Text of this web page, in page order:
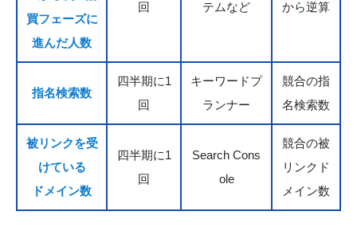
買フェーズに
進んだ人数
回 テムなど から逆算
指名検索数
四半期に1
回
キーワードプ
ランナー
競合の指
名検索数
被リンクを受
けている
ドメイン数
四半期に1
回
Search Cons
ole
競合の被
リンクド
メイン数